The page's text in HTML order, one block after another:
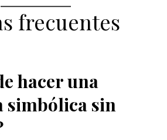
frecuentes
hacer una
simbólica sin